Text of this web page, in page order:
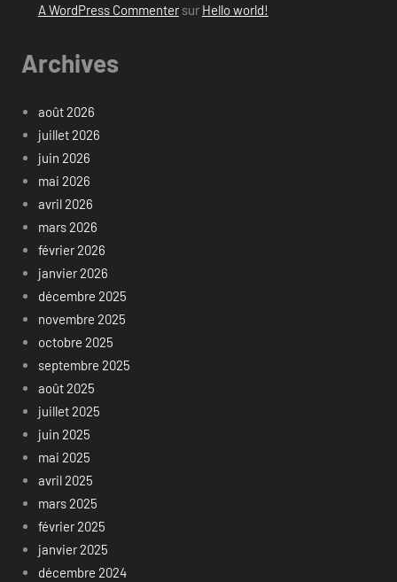
A WordPress Commentersur Hello world!
Archives
août 2026
juillet 2026
juin 2026
mai 2026
avril 2026
mars 2026
février 2026
janvier 2026
décembre 2025
novembre 2025
octobre 2025
septembre 2025
août 2025
juillet 2025
juin 2025
mai 2025
avril 2025
mars 2025
février 2025
janvier 2025
décembre 2024